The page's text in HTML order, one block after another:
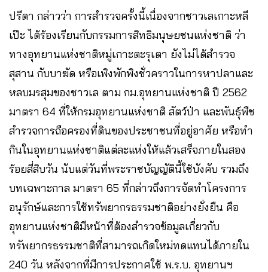
ปรีดา กล่าวว่า การสำรวจครั้งนี้เนื่องจากชาวเลเกาะหลี
เป๊ะ ได้ร้องเรียนกับกรรมการสิทธิมนุษยชนแห่งชาติ ว่า
ทางอุทยานแห่งชาติหมู่เกาะตะรุเตา ยังไม่ได้สำรวจ
สุสาน กับบาฆัด หรือเพิงพักพิงชั่วคราวในการหาปลาและ
หลบมรสุมของชาวเล ตาม กม.อุทยานแห่งชาติ ปี 2562
มาตรา 64 ที่ให้กรมอุทยานแห่งชาติ สัตว์ป่า และพันธุ์พืช
สำรวจการถือครองที่ดินของประชาชนที่อยู่อาศัย หรือทำ
กินในอุทยานแห่งชาติแต่ละแห่งให้แล้วเสร็จภายในสอง
ร้อยสี่สิบวัน นับแต่วันที่พระราชบัญญัตินี้ใช้บังคับ รวมถึง
บทเฉพาะกาล มาตรา 65 ที่กล่าวถึงการจัดทำโครงการ
อนุรักษ์และการใช้ทรัพยากรธรรมชาติอย่างยั่งยืน คือ
อุทยานแห่งชาติมีหน้าที่ต้องสำรวจข้อมูลเกี่ยวกับ
ทรัพยากรธรรมชาติที่สามารถเกิดใหม่ทดแทนได้ภายใน
240 วัน หลังจากที่มีการประกาศใช้ พ.ร.บ. อุทยานฯ